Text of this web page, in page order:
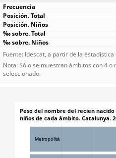
Fuente: Idescat, a partir de la
Nota: Sólo se muestran àmbitos con 4 o
seleccionado.